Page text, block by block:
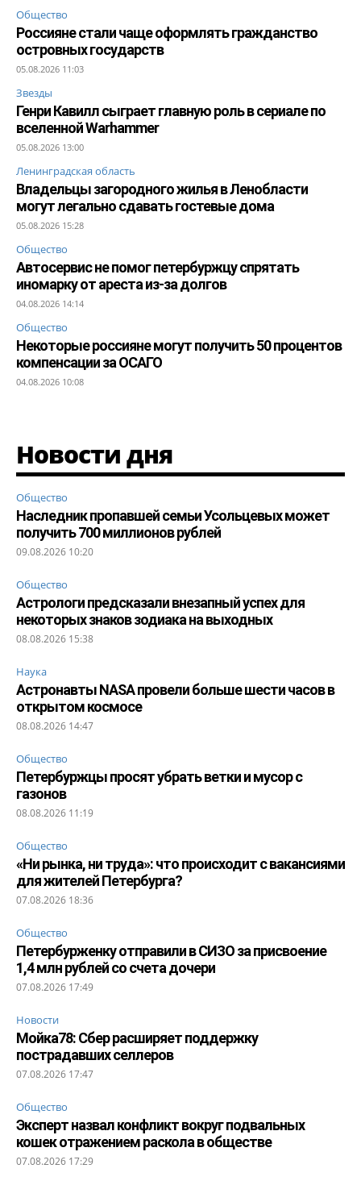
Общество
Россияне стали чаще оформлять гражданство
островных государств
05.08.2026 11:03
Звезды
Генри Кавилл сыграет главную роль в сериале по
вселенной Warhammer
05.08.2026 13:00
Ленинградская область
Владельцы загородного жилья в Ленобласти
могут легально сдавать гостевые дома
05.08.2026 15:28
Общество
Автосервис не помог петербуржцу спрятать
иномарку от ареста из-за долгов
04.08.2026 14:14
Общество
Некоторые россияне могут получить 50 процентов
компенсации за ОСАГО
04.08.2026 10:08
Новости дня
Общество
Наследник пропавшей семьи Усольцевых может
получить 700 миллионов рублей
09.08.2026 10:20
Общество
Астрологи предсказали внезапный успех для
некоторых знаков зодиака на выходных
08.08.2026 15:38
Наука
Астронавты NASA провели больше шести часов в
открытом космосе
08.08.2026 14:47
Общество
Петербуржцы просят убрать ветки и мусор с
газонов
08.08.2026 11:19
Общество
«Ни рынка, ни труда»: что происходит с вакансиями
для жителей Петербурга?
07.08.2026 18:36
Общество
Петербурженку отправили в СИЗО за присвоение
1,4 млн рублей со счета дочери
07.08.2026 17:49
Новости
Мойка78: Сбер расширяет поддержку
пострадавших селлеров
07.08.2026 17:47
Общество
Эксперт назвал конфликт вокруг подвальных
кошек отражением раскола в обществе
07.08.2026 17:29